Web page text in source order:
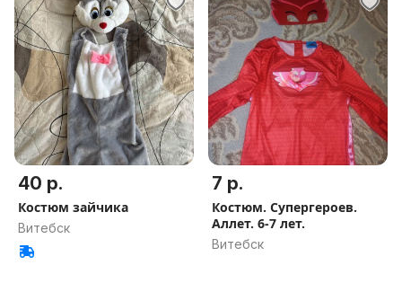
40 р.
Костюм зайчика
Витебск
7 р.
Костюм. Супергероев.
Аллет. 6-7 лет.
Витебск